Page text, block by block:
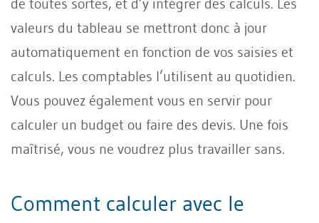
de toutes sortes, et d’y intégrer des calculs. Les
valeurs du tableau se mettront donc à jour
automatiquement en fonction de vos saisies et
calculs. Les comptables l’utilisent au quotidien.
Vous pouvez également vous en servir pour
calculer un budget ou faire des devis. Une fois
maîtrisé, vous ne voudrez plus travailler sans.
Comment calculer avec le